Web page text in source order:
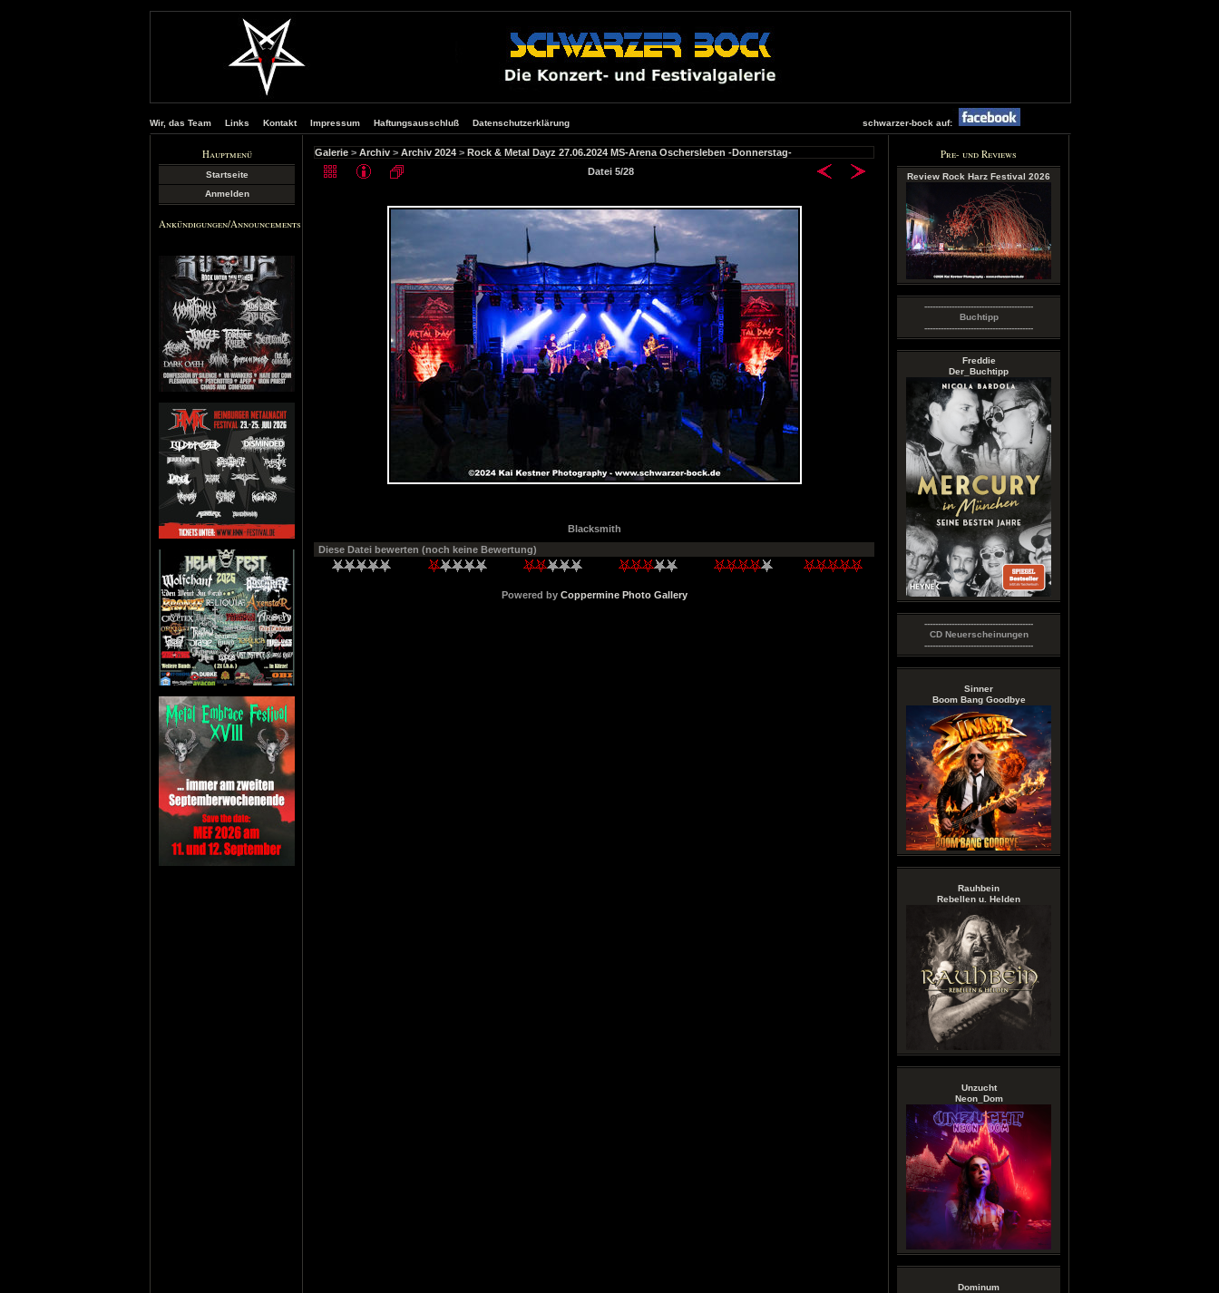
Wir, das Team Links Kontakt Impressum Haftungsausschluß Datenschutzerklärung schwarzer-bock auf:
Hauptmenü
Startseite
Anmelden
Ankündigungen/Announcements
Pre- und Reviews
Review Rock Harz Festival 2026
----------------------------------------
Buchtipp
----------------------------------------
Freddie
Der_Buchtipp
----------------------------------------
CD Neuerscheinungen
----------------------------------------
Sinner
Boom Bang Goodbye
Rauhbein
Rebellen u. Helden
Unzucht
Neon_Dom
Dominum
Galerie > Archiv > Archiv 2024 > Rock & Metal Dayz 27.06.2024 MS-Arena Oschersleben -Donnerstag-
Datei 5/28
Blacksmith
Diese Datei bewerten (noch keine Bewertung)
Powered by Coppermine Photo Gallery